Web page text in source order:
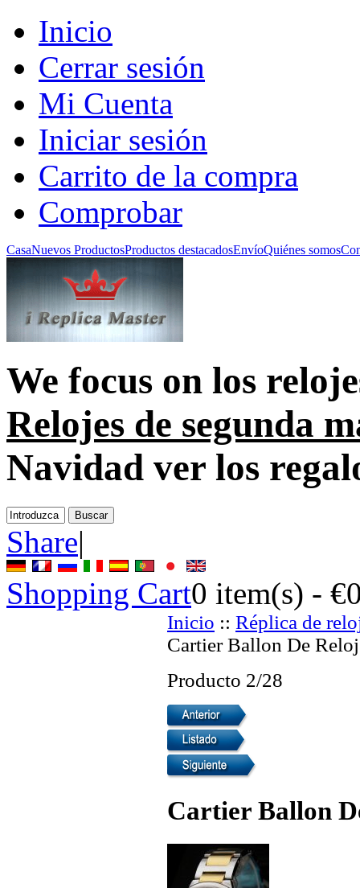
Inicio
Cerrar sesión
Mi Cuenta
Iniciar sesión
Carrito de la compra
Comprobar
CasaNuevos ProductosProductos destacadosEnvíoQuiénes somos
We focus on los
Relojes de segunda
Navidad ver los
Share|
Shopping Cart0 item(s) -
Inicio :: Réplica de
Cartier Ballon De
Producto 2/28
Cartier Ballon